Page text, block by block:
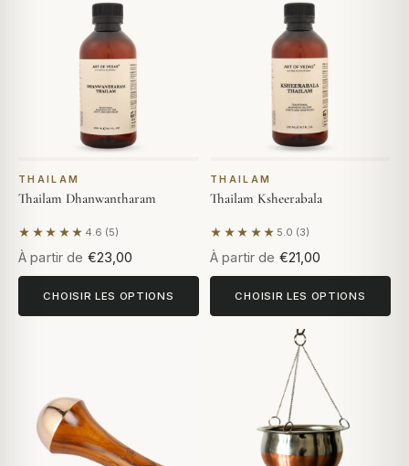
THAILAM
Thailam Dhanwantharam
★★★★★ 4.6 (5)
Selon 5 avis
À partir de €23,00
CHOISIR LES OPTIONS
THAILAM
Thailam Ksheerabala
★★★★★ 5.0 (3)
Selon 3 avis
À partir de €21,00
CHOISIR LES OPTIONS